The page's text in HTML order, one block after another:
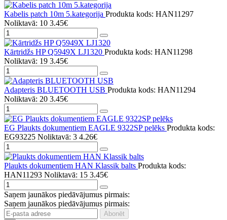
Kabelis patch 10m 5.kategorija Produkta kods: HAN11297
Noliktavā: 10 3.45€
Kārtridžs HP Q5949X LJ1320 Produkta kods: HAN11298
Noliktavā: 19 3.45€
Adapteris BLUETOOTH USB Produkta kods: HAN11294
Noliktavā: 20 3.45€
EG Plaukts dokumentiem EAGLE 9322SP pelēks Produkta kods:
EG93225 Noliktavā: 3 4.26€
Plaukts dokumentiem HAN Klassik balts Produkta kods:
HAN11293 Noliktavā: 15 3.45€
Saņem jaunākos piedāvājumus pirmais:
Saņem jaunākos piedāvājumus pirmais: